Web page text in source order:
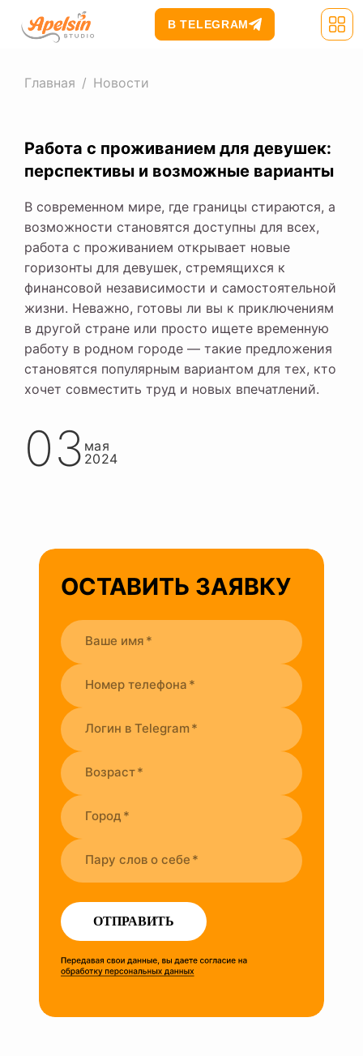
В TELEGRAM
Главная / Новости
Работа с проживанием для девушек:
перспективы и возможные варианты
В современном мире, где границы стираются, а
возможности становятся доступны для всех,
работа с проживанием открывает новые
горизонты для девушек, стремящихся к
финансовой независимости и самостоятельной
жизни. Неважно, готовы ли вы к приключениям
в другой стране или просто ищете временную
работу в родном городе — такие предложения
становятся популярным вариантом для тех, кто
хочет совместить труд и новых впечатлений.
03 мая
2024
ОСТАВИТЬ ЗАЯВКУ
Ваше имя
Возраст
Номер телефона
Город
Логин в Telegram
Пару слов о себе
ОТПРАВИТЬ